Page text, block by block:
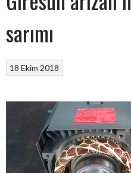
sarımı
18 Ekim 2018